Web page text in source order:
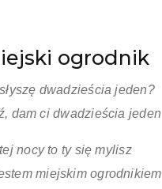
ogrodnik
dwadzieścia jeden?
dam ci dwadzieścia jeden
tej nocy to ty się mylisz
miejskim ogrodnikiem